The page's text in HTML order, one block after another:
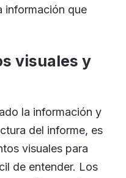
información que
visuales y
la información y
del informe, es
visuales para
de entender. Los